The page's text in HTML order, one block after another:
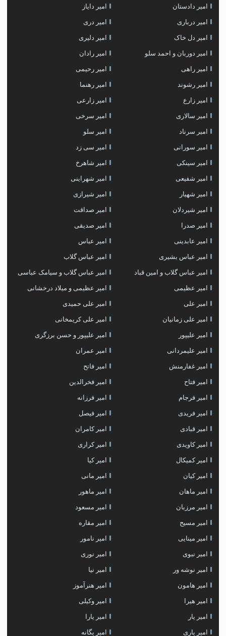
امیر دادستان امیر دایاز
امیر درباری امیر دری
امیر دل خاک امیر دلیری
امیر دوربان و احمد سلو امیر رادان
امیر راهی امیر رحیمی
امیر رشوند امیر رهنما
امیر زارع امیر زارعی
امیر سالاری امیر سرخی
امیر سرناد امیر سلو
امیر سورانی امیر سی زد
امیر سینکی امیر شاهرخ
امیر شفیعی امیر شهراینی
امیر شهیار امیر شیرازی
امیر شیردلان امیر صداقت
امیر صدرا امیر صدیقی
امیر عابدینی امیر عباس
امیر عباس بشیری امیر عباس گلاب
امیر عباس گلاب و امین قباد امیر عباس گلاب و سیامک عباسی
امیر عظیمی امیر عظیمی و میلاد درخشانی
امیر علی امیر علی حمیدی
امیر علی زمانیان امیر علی کریمخانی
امیر علیپور امیر علیپور و حسن برزگری
امیر علیمردانی امیر عمران
امیر غفارمنش امیر فاتح
امیر فتاح امیر فخرالدین
امیر فرجام امیر فرزانه
امیر فریدی امیر فیصل
امیر قبادی امیر کامران
امیر کاویدی امیر کراری
امیر کمیکال امیر کیا
امیر کیان امیر مانی
امیر ماهان امیر ماهور
امیر مرزبان امیر مسعود
امیر مسیح امیر مقاره
امیر مینایی امیر نامور
امیر نبوی امیر نوری
امیر نوشه ور امیر نیا
امیر هامون امیر هنرآموز
امیر هیرا امیر وکیلی
امیر یار امیر یارا
امیر یاری امیر یگانه